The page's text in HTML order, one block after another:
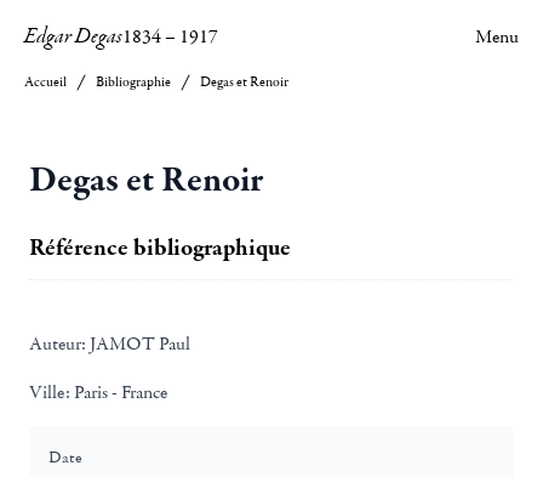
Edgar Degas1834– 1917 Menu
Accueil Bibliographie Degas et Renoir
Degas et Renoir
Référence bibliographique
Auteur: JAMOT Paul
Ville: Paris - France
Date